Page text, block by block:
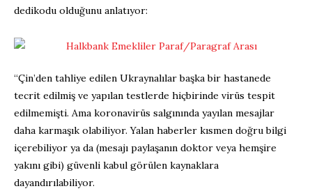
dedikodu olduğunu anlatıyor:
“Çin’den tahliye edilen Ukraynalılar başka bir hastanede
tecrit edilmiş ve yapılan testlerde hiçbirinde virüs tespit
edilmemişti. Ama koronavirüs salgınında yayılan mesajlar
daha karmaşık olabiliyor. Yalan haberler kısmen doğru bilgi
içerebiliyor ya da (mesajı paylaşanın doktor veya hemşire
yakını gibi) güvenli kabul görülen kaynaklara
dayandırılabiliyor.